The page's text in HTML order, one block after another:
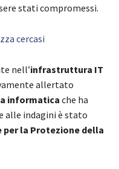
stati compromessi.
cercasi
nell’infrastruttura IT
allertato
informaticache ha
alle indagini è stato
per la Protezione della